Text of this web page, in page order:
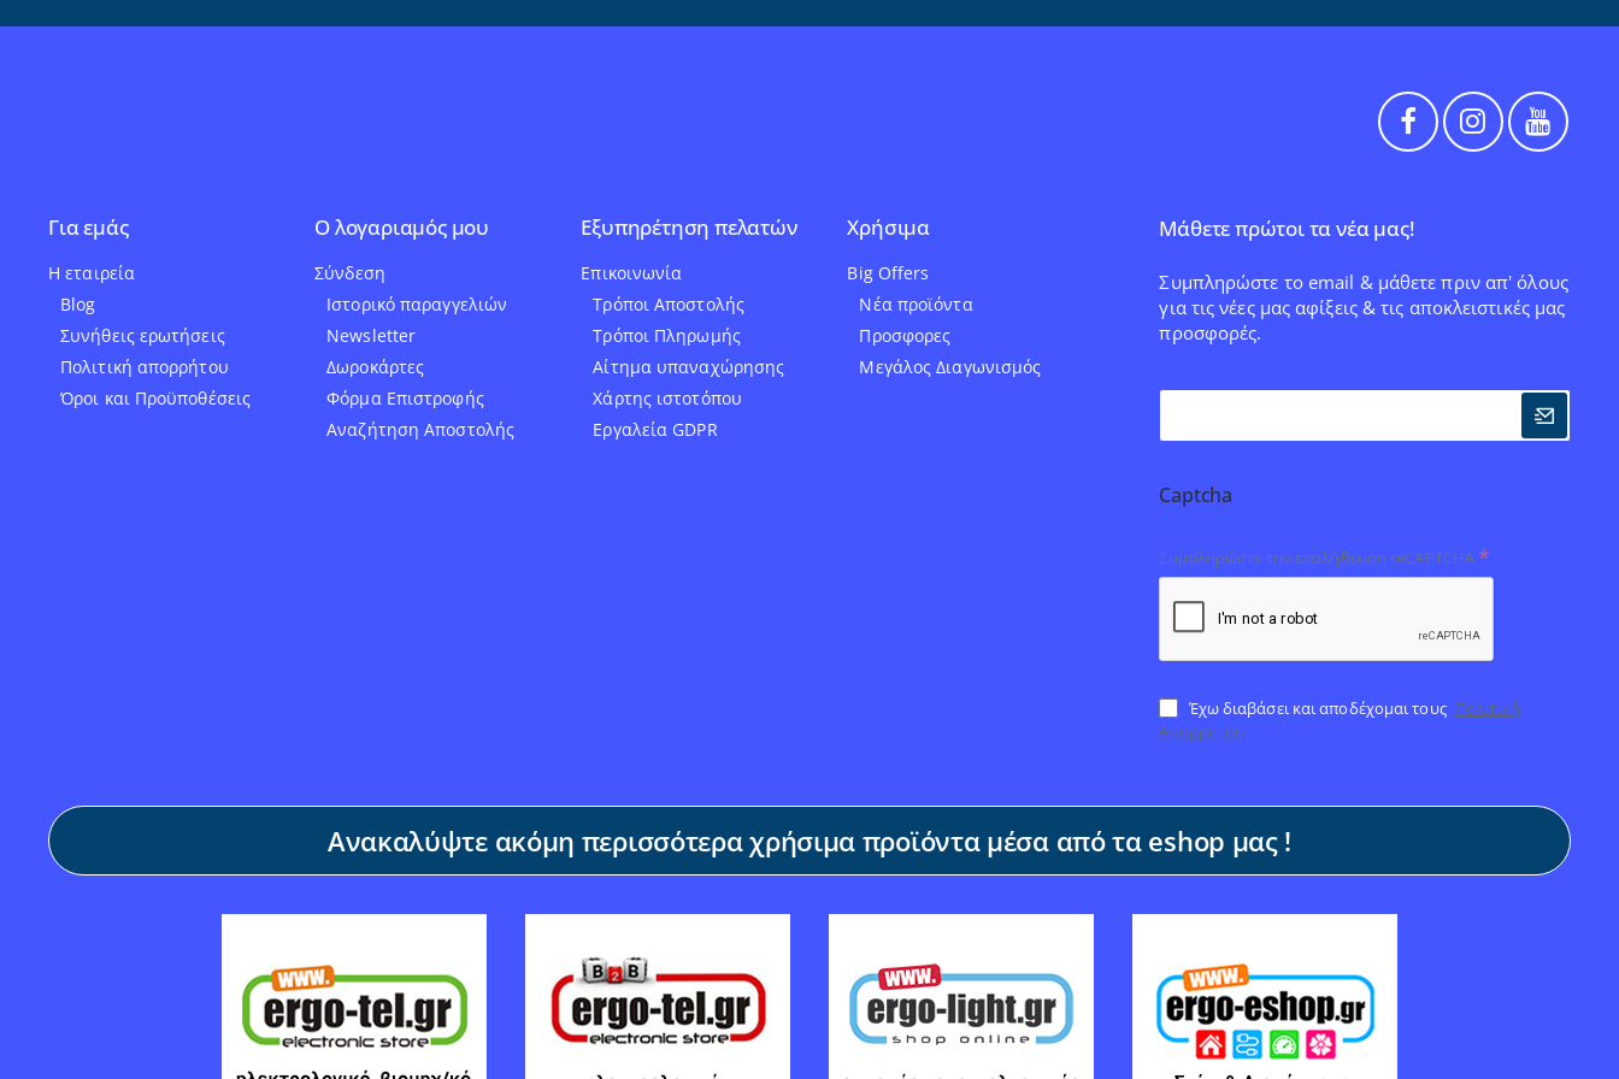
Για εμάς
Η εταιρεία
Blog
Συνήθεις ερωτήσεις
Πολιτική απορρήτου
Όροι και Προϋποθέσεις
Ο λογαριαμός μου
Σύνδεση
Ιστορικό παραγγελιών
Newsletter
Δωροκάρτες
Φόρμα Επιστροφής
Αναζήτηση Αποστολής
Εξυπηρέτηση πελατών
Επικοινωνία
Τρόποι Αποστολής
Τρόποι Πληρωμής
Αίτημα υπαναχώρησης
Χάρτης ιστοτόπου
Εργαλεία GDPR
Χρήσιμα
Big Offers
Νέα προϊόντα
Προσφορες
Μεγάλος Διαγωνισμός
Μάθετε πρώτοι τα νέα μας!
Συμπληρώστε το email & μάθετε πριν απ' όλους
για τις νέες μας αφίξεις & τις αποκλειστικές μας
προσφορές.
Captcha
Συμπληρώστε την επαλήθευση reCAPTCHA
Έχω διαβάσει και αποδέχομαι τους Πολιτική
Απορρήτου
Ανακαλύψτε ακόμη περισσότερα χρήσιμα προϊόντα μέσα από τα eshop μας !